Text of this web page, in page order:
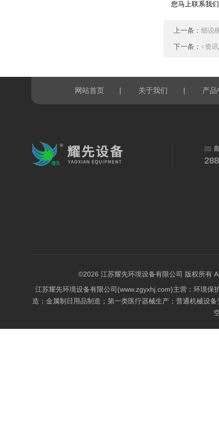
您马上联系我
上一条： 细说
下一条： <资
网站首页 | 关于我们 | 产品
©2026 江苏耀先环境设备有限公司 版权所有
江苏耀先环境设备有限公司(www.zgyxhj.com)主营：环境
造；金属制日用品制造；第一类医疗器械生产；普通机械设